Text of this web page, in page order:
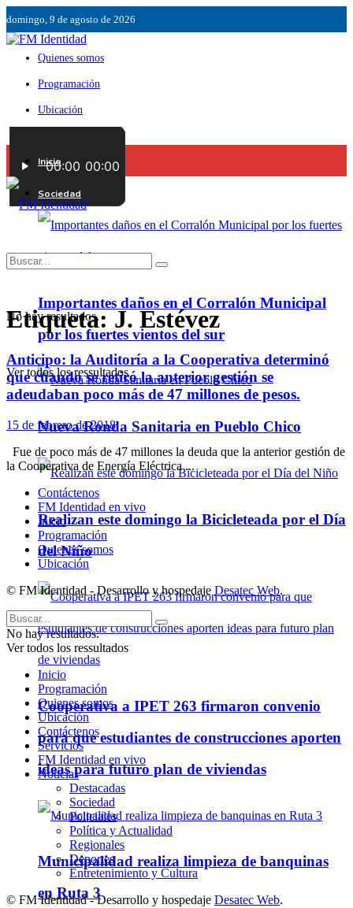
domingo, 9 de agosto de 2026
Quienes somos
Programación
Ubicación
Contáctenos
Inicio
Sociedad
Importantes daños en el Corralón Municipal
por los fuertes vientos del sur
Nueva Ronda Sanitaria en Pueblo Chico
Realizan este domingo la Bicicleteada por el Día
del Niño
Cooperativa a IPET 263 firmaron convenio
para que estudiantes de construcciones aporten
ideas para futuro plan de viviendas
Municipalidad realiza limpieza de banquinas
en Ruta 3
No hay resultados.
Ver todos los ressultados
Etiqueta:J. Estévez
Anticipo: la Auditoría a la Cooperativa determinó
que cuando se retiró la anterior gestión se
adeudaban poco más de 47 millones de pesos.
15 de febrero de 2018
Fue de poco más de 47 millones la deuda que la anterior gestión de
la Cooperativa de Energía Eléctrica ...
Contáctenos
FM Identidad en vivo
Inicio
Programación
Quienes somos
Ubicación
© FM Identidad - Desarrollo y hospedaje Desatec Web.
No hay resultados.
Ver todos los ressultados
Inicio
Programación
Quienes somos
Ubicación
Contáctenos
Servicios
FM Identidad en vivo
Noticias
Destacadas
Sociedad
Policiales
Política y Actualidad
Regionales
Deportes
Entretenimiento y Cultura
© FM Identidad - Desarrollo y hospedaje Desatec Web.